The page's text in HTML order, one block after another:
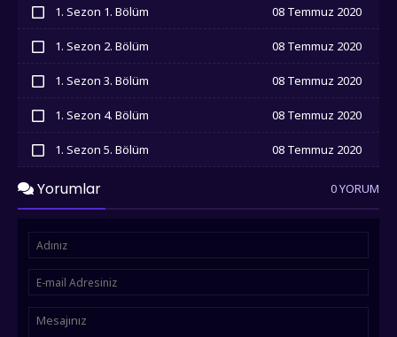
1. Sezon 1. Bölüm 08 Temmuz 2020
1. Sezon 2. Bölüm 08 Temmuz 2020
1. Sezon 3. Bölüm 08 Temmuz 2020
1. Sezon 4. Bölüm 08 Temmuz 2020
İzledim
1. Sezon 5. Bölüm 08 Temmuz 2020
Yorumlar 0 YORUM